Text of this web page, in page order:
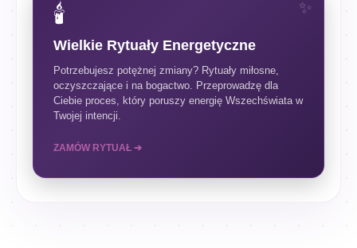
🕯️
Wielkie Rytuały Energetyczne
Potrzebujesz potężnej zmiany? Rytuały miłosne,
oczyszczające i na bogactwo. Przeprowadzę dla
Ciebie proces, który poruszy energię Wszechświata w
Twojej intencji.
ZAMÓW RYTUAŁ ➔